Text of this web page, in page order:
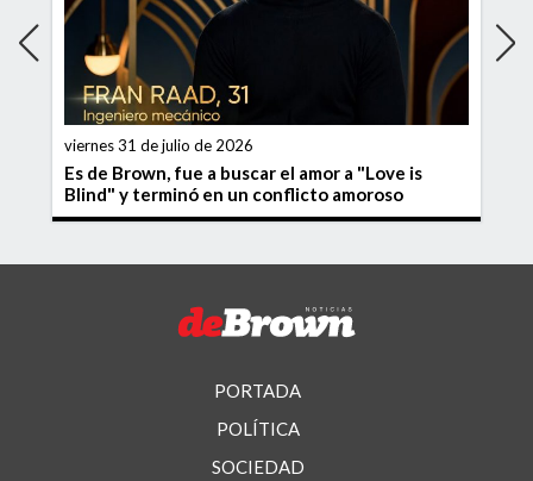
viernes 31 de julio de 2026
Es de Brown, fue a buscar el amor a "Love is
Blind" y terminó en un conflicto amoroso
PORTADA
POLÍTICA
SOCIEDAD